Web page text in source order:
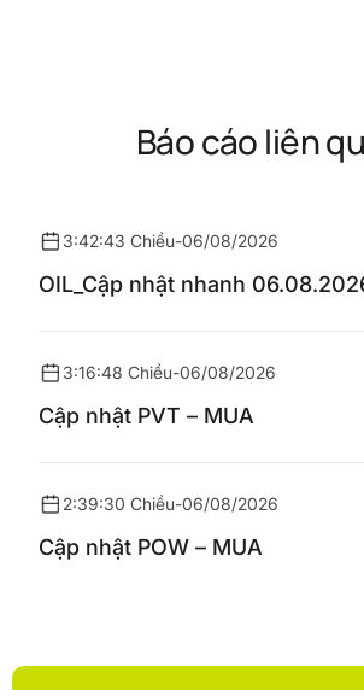
Báo cáo liên
3:42:43 Chiều-06/08/2026
OIL_Cập nhật nhanh
3:16:48 Chiều-06/08/2026
Cập nhật PVT – MUA
2:39:30 Chiều-06/08/2026
Cập nhật POW – MUA